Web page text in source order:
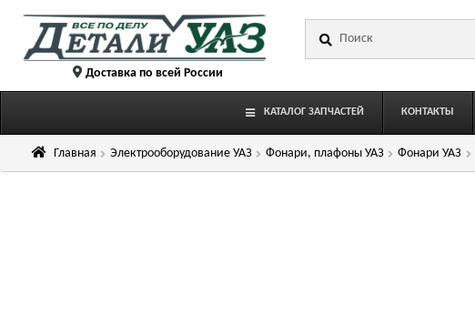
Перейти
Перейти
содержимому Доставка по всей России
КАТАЛОГ ЗАПЧАСТЕЙ КОНТАКТЫ
Главная Электрооборудование УАЗ Фонари, плафоны УАЗ Фонари УАЗ